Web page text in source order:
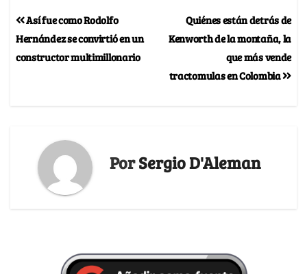
Quiénes están detrás de
Kenworth de la montaña, la
que más vende
tractomulas en Colombia
Así fue como Rodolfo
Hernández se convirtió en un
constructor multimillonario
PorSergio D'Aleman